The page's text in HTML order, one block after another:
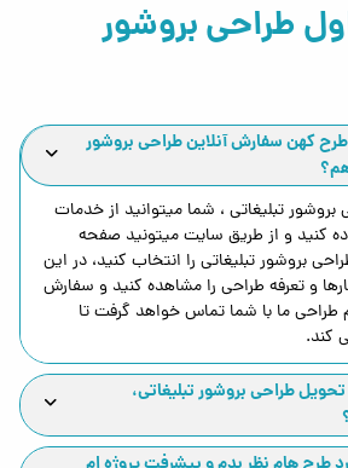
شرکت، فروشگاه، نمایشگاه،
یا مجموعه آموزشی به بروشور نیاز
بروشور باید متناسب با مخاطب هدف،
هنوز هم یکی از
تبلیغاتی است؟
آنلاین، بروشور همچنان یکی از
برند باقی مانده است.
در اختیار مخاطب قرار می‌گیرد
ساختارمندتر انجام می‌شود
می‌شود
بسیار کاربردی است
همزمان وجود دارد
طراحی بروشور
کهن سفارش آنلاین طراحی بروشور
بروشور تبلیغاتی ، شما میتوانید از خدمات
کنید و از طریق سایت میتونید صفحه
بروشور تبلیغاتی را انتخاب کنید، در این
و تعرفه طراحی را مشاهده کنید و سفارش
طراحی ما با شما تماس خواهد گرفت تا
کند.
طراحی بروشور تبلیغاتی،